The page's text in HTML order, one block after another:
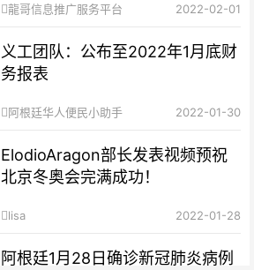
龍哥信息推广服务平台 2022-02-01
义工团队：公布至2022年1月底财
务报表
阿根廷华人便民小助手 2022-01-30
ElodioAragon部长发表视频预祝
北京冬奥会完满成功！
lisa 2022-01-28
阿根廷1月28日确诊新冠肺炎病例